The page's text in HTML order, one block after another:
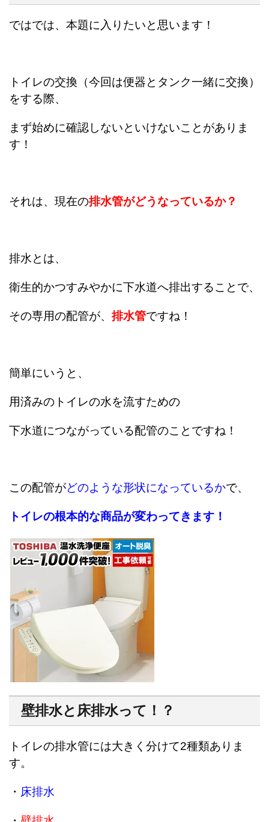
ではでは、本題に入りたいと思います！
トイレの交換（今回は便器とタンク一緒に交換）
をする際、
まず始めに確認しないといけないことがありま
す！
それは、現在の排水管がどうなっているか？
排水とは、
衛生的かつすみやかに下水道へ排出することで、
その専用の配管が、 排水管ですね！
簡単にいうと、
用済みのトイレの水を流すための
下水道につながっている配管のことですね！
この配管がどのような形状になっているかで、
トイレの根本的な商品が変わってきます！
壁排水と床排水って！？
トイレの排水管には大きく分けて2種類ありま
す。
・ 床排水